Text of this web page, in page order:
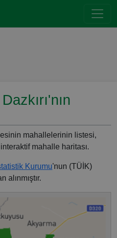
mahallelerinin listesi,
mahalle haritası.
Kurumu'nun (TÜİK)
alınmıştır.